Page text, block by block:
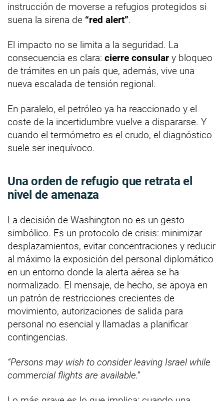
instrucción de moverse a refugios protegidos si
suena la sirena de “red alert”.
El impacto no se limita a la seguridad. La
consecuencia es clara: cierre consular y bloqueo
de trámites en un país que, además, vive una
nueva escalada de tensión regional.
En paralelo, el petróleo ya ha reaccionado y el
coste de la incertidumbre vuelve a dispararse. Y
cuando el termómetro es el crudo, el diagnóstico
suele ser inequívoco.
Una orden de refugio que retrata el
nivel de amenaza
La decisión de Washington no es un gesto
simbólico. Es un protocolo de crisis: minimizar
desplazamientos, evitar concentraciones y reducir
al máximo la exposición del personal diplomático
en un entorno donde la alerta aérea se ha
normalizado. El mensaje, de hecho, se apoya en
un patrón de restricciones crecientes de
movimiento, autorizaciones de salida para
personal no esencial y llamadas a planificar
contingencias.
“Persons may wish to consider leaving Israel while
commercial flights are available.”